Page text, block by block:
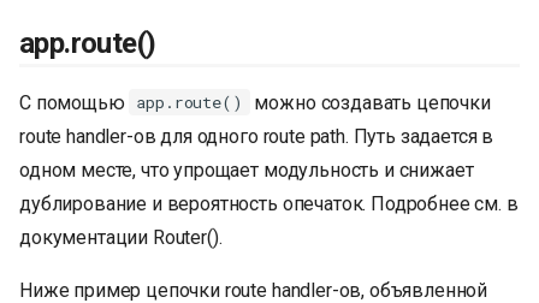
app.route()
С помощью app.route()
можно создавать цепочки
route handler-ов для одного route path. Путь задается в
одном месте, что упрощает модульность и снижает
дублирование и вероятность опечаток. Подробнее см. в
документации Router().
Ниже пример цепочки route handler-ов, объявленной